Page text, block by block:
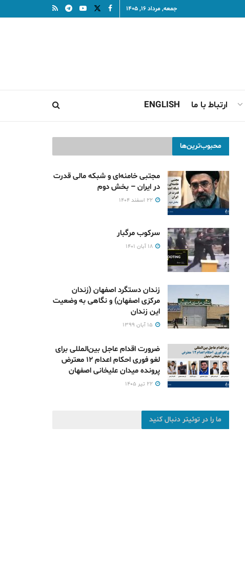
جمعه, مرداد ۱۶, ۱۴۰۵
ارتباط با ما ENGLISH
محبوب‌ترین‌ها
مجتبی خامنه‌ای و شبکه مالی قدرت
در ایران – بخش دوم
سرکوب مرگبار
زندان دستگرد اصفهان (زندان
مرکزی اصفهان) و نگاهی به وضعیت
این زندان
ضرورت اقدام عاجل بین‌المللی برای
لغو فوری احکام اعدام ۱۲ معترض
پرونده میدان علیخانی اصفهان
ما را در توئیتر دنبال کنید